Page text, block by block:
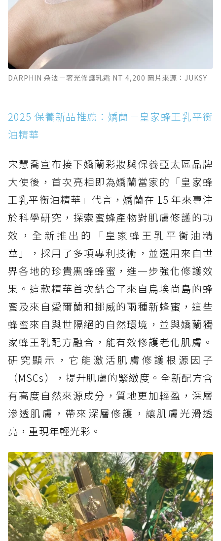
DARPHIN 朵法－奢光修護乳霜 NT 4,200 圖片來源：JUKSY
2025 保養新品推薦：嬌蘭－皇家蜂王乳平衡
油精華
宋慧喬宣布接下嬌蘭彩妝與保養亞太區品牌
大使後，首次亮相即為嬌蘭當家的「皇家蜂
王乳平衡油精華」代言，嬌蘭在 15 年來專注
於科學研究，探索蜜蜂產物對肌膚修護的功
效，全新推出的「皇家蜂王乳平衡油精
華」，採用了多項專利技術，並選用來自世
界各地的珍貴黑蜂蜂蜜，進一步強化修護效
果。這款精華首次結合了來自烏埃尚島的蜂
蜜及來自愛爾蘭和挪威的兩種新蜂蜜，這些
蜂蜜來自與世隔絕的自然環境，並與嬌蘭獨
家蜂王乳配方融合，能有效修護老化肌膚。
研究顯示，它能激活肌膚修護根源因子
（MSCs），提升肌膚的緊緻度。全新配方含
有高度自然來源成分，質地更加輕盈，深層
滲透肌膚，帶來深層修護，讓肌膚光滑透
亮，重現年輕光彩。